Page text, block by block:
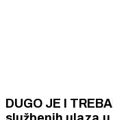
DUGO JE I